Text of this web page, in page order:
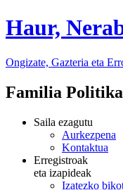
Haur,
Ongizate, Gazteria eta
Familia Politika
Saila ezagutu
Aurkezpena
Kontaktua
Erregistroak
eta izapideak
Izatezko